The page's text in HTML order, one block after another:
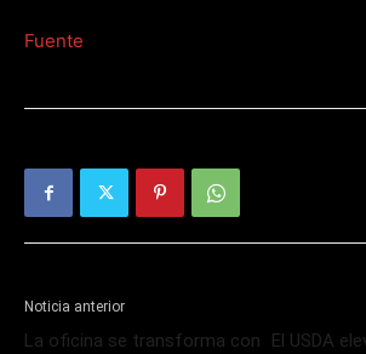
Fuente
Noticia anterior
La oficina se transforma con
El USDA